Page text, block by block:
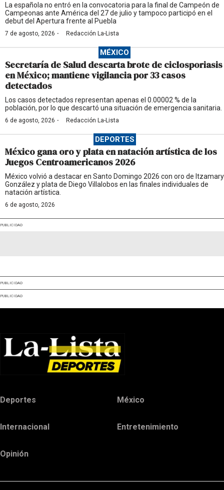
La española no entró en la convocatoria para la final de Campeón de
Campeonas ante América del 27 de julio y tampoco participó en el
debut del Apertura frente al Puebla
7 de agosto, 2026 · Redacción La-Lista
MÉXICO
Secretaría de Salud descarta brote de ciclosporiasis
en México; mantiene vigilancia por 33 casos
detectados
Los casos detectados representan apenas el 0.00002 % de la
población, por lo que descartó una situación de emergencia sanitaria.
6 de agosto, 2026 · Redacción La-Lista
DEPORTES
México gana oro y plata en natación artística de los
Juegos Centroamericanos 2026
México volvió a destacar en Santo Domingo 2026 con oro de Itzamary
González y plata de Diego Villalobos en las finales individuales de
natación artística.
6 de agosto, 2026
PUBLICIDAD
PUBLICIDAD
PUBLICIDAD
Deportes México
Internacional Entretenimiento
Opinión